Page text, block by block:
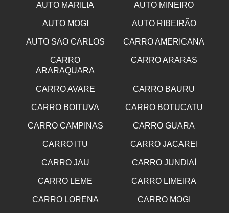
AUTO MARILIA AUTO MINEIRO
AUTO MOGI AUTO RIBEIRÃO
AUTO SAO CARLOS CARRO AMERICANA
CARRO
ARARAQUARA
CARRO ARARAS
CARRO AVARE CARRO BAURU
CARRO BOITUVA CARRO BOTUCATU
CARRO CAMPINAS CARRO GUARA
CARRO ITU CARRO JACAREI
CARRO JAU CARRO JUNDIAÍ
CARRO LEME CARRO LIMEIRA
CARRO LORENA CARRO MOGI